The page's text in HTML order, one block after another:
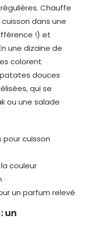
Chauffe
cuisson dans une
!) et
une dizaine de
colorent
douces
qui se
ou une salade
pour cuisson
couleur
un parfum relevé
un